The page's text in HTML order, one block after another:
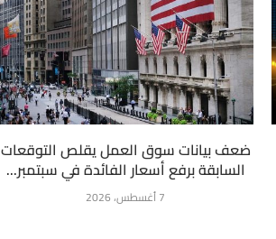
ضعف بيانات سوق العمل يقلص التوقعات
السابقة برفع أسعار الفائدة في سبتمبر...
7 أغسطس، 2026